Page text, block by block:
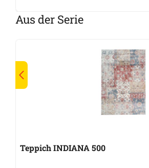
Aus der Serie
Teppich INDIANA 500